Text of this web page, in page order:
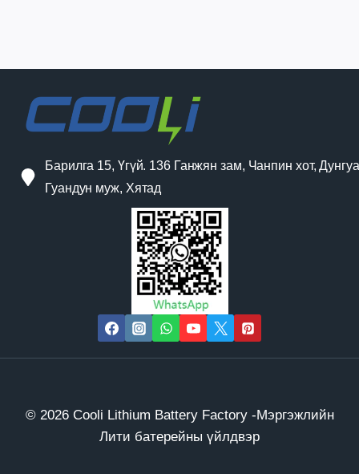
Барилга 15, Үгүй. 136 Ганжян зам, Чанпин хот,
Гуандун муж, Хятад
© 2026 Cooli Lithium Battery Factory -Мэргэжлийн
Лити батерейны үйлдвэр